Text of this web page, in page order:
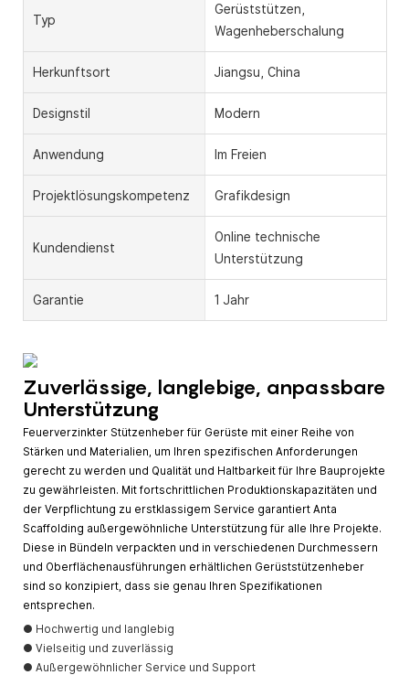
Typ
Gerüststützen,
Wagenheberschalung
Herkunftsort Jiangsu, China
Designstil Modern
Anwendung Im Freien
Projektlösungskompetenz Grafikdesign
Kundendienst
Online technische
Unterstützung
Garantie 1 Jahr
Zuverlässige, langlebige, anpassbare
Unterstützung
Feuerverzinkter Stützenheber für Gerüste mit einer Reihe von
Stärken und Materialien, um Ihren spezifischen Anforderungen
gerecht zu werden und Qualität und Haltbarkeit für Ihre Bauprojekte
zu gewährleisten. Mit fortschrittlichen Produktionskapazitäten und
der Verpflichtung zu erstklassigem Service garantiert Anta
Scaffolding außergewöhnliche Unterstützung für alle Ihre Projekte.
Diese in Bündeln verpackten und in verschiedenen Durchmessern
und Oberflächenausführungen erhältlichen Gerüststützenheber
sind so konzipiert, dass sie genau Ihren Spezifikationen
entsprechen.
● Hochwertig und langlebig
● Vielseitig und zuverlässig
● Außergewöhnlicher Service und Support